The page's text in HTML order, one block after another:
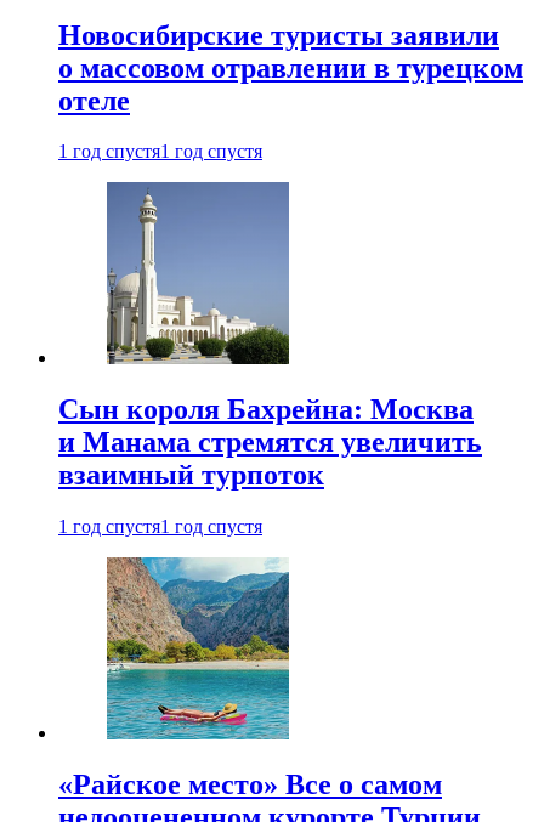
Новосибирские туристы заявили
о массовом отравлении в турецком
отеле
1 год спустя1 год спустя
Сын короля Бахрейна: Москва
и Манама стремятся увеличить
взаимный турпоток
1 год спустя1 год спустя
«Райское место» Все о самом